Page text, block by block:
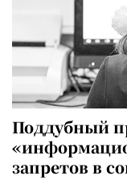
Поддубный
запретов в